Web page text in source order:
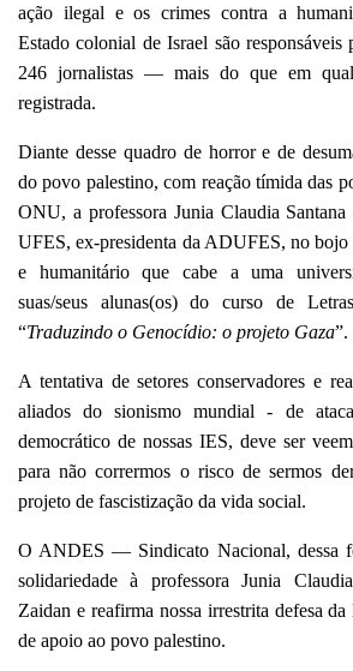
ação ilegal e os crimes contra a
Estado colonial de Israel são responsáveis
246 jornalistas — mais do que em
registrada.
Diante desse quadro de horror e de
do povo palestino, com reação tímida das
ONU, a professora Junia Claudia
UFES, ex-presidenta da ADUFES, no
e humanitário que cabe a uma
suas/seus alunas(os) do curso de
“Traduzindo o Genocídio: o projeto Gaza”.
A tentativa de setores conservadores e
aliados do sionismo mundial - de
democrático de nossas IES, deve ser
para não corrermos o risco de sermos
projeto de fascistização da vida social.
O ANDES — Sindicato Nacional, dessa
solidariedade à professora Junia
Zaidan e reafirma nossa irrestrita defesa
de apoio ao povo palestino.